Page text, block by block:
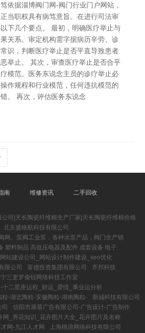
依据淄博阀门网-阀门行业门户网站，
当职权具有病笃意旨。在进行司法审
下几个要点。 最初，明确医疗举止与
关系。审定机构需字据病历辛劳、诊
识，判断医疗举止是否平直导致患者
举止。 其次，审查医疗举止是否合乎
模范。医务东说念主员的诊疗举止必
作规程和行业模范，任何违抗模范的
。 再次，评估医务东说念
南 维修资讯 二手回收
公司|天长陶瓷纤维棉生产厂家|天长陶瓷纤维棉价格
北京盛格航科技有限公司
网、泵阀工业泵，各种水泵产品，阀门生产销
塑料制品 高低压电器及配件 成套设备 电子
站建设公司_网站设计制作建设_seo优化
限公司
富德投资集团有限公司
齐邦科技
三更罗俊钰网络科技工作室
十二星座运程_财运_爱情_事业运分析
-湖北陶粒-安徽陶粒-湖南陶粒-
新城科技有限公司
信阳市康慕广告有限公司-广告设计-广告制作
网_养花知识_花卉图片大全_花卉图片及名称
网-九江人才网
上海桃浪网络科技有限公司